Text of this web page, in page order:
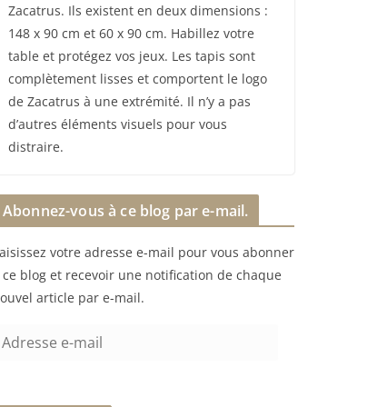
Zacatrus. Ils existent en deux dimensions :
148 x 90 cm et 60 x 90 cm. Habillez votre
table et protégez vos jeux. Les tapis sont
complètement lisses et comportent le logo
de Zacatrus à une extrémité. Il n’y a pas
d’autres éléments visuels pour vous
distraire.
Abonnez-vous à ce blog par e-mail.
votre adresse e-mail pour vous abonner
ce blog et recevoir une notification de chaque
article par e-mail.